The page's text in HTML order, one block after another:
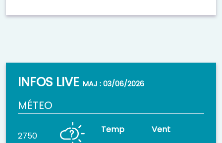
INFOS LIVE MAJ : 03/06/2026
MÉTEO
2750